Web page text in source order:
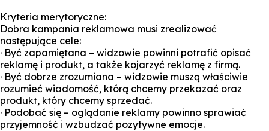
Kryteria merytoryczne:
Dobra kampania reklamowa musi zrealizować
następujące cele:
· Być zapamiętana – widzowie powinni potrafić opisać
reklamę i produkt, a także kojarzyć reklamę z firmą.
· Być dobrze zrozumiana – widzowie muszą właściwie
rozumieć wiadomość, którą chcemy przekazać oraz
produkt, który chcemy sprzedać.
· Podobać się – oglądanie reklamy powinno sprawiać
przyjemność i wzbudzać pozytywne emocje.